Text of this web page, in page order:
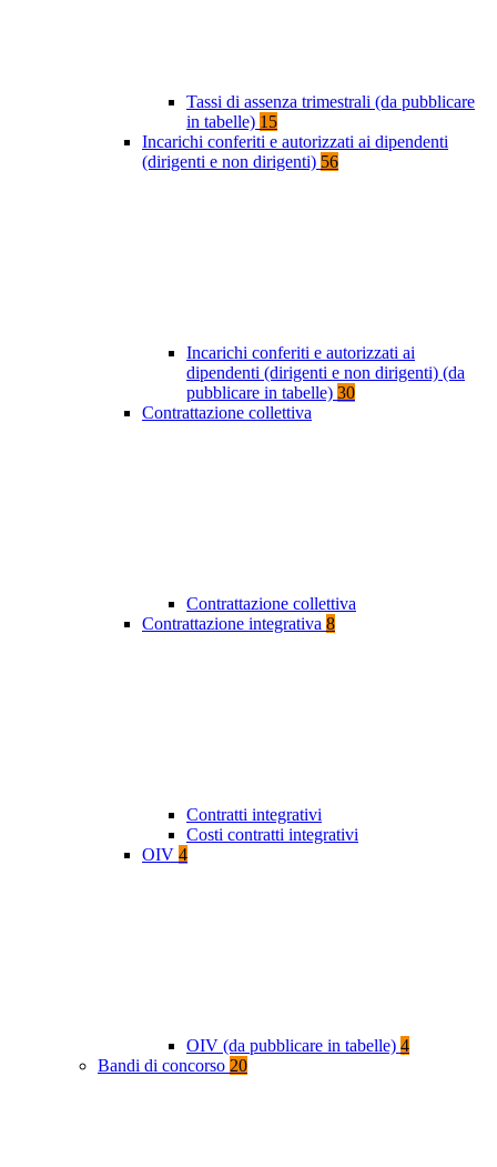
Tassi di assenza trimestrali (da pubblicare
in tabelle) 15
Incarichi conferiti e autorizzati ai dipendenti
(dirigenti e non dirigenti) 56
Incarichi conferiti e autorizzati ai
dipendenti (dirigenti e non dirigenti) (da
pubblicare in tabelle) 30
Contrattazione collettiva
Contrattazione collettiva
Contrattazione integrativa 8
Contratti integrativi
Costi contratti integrativi
OIV 4
OIV (da pubblicare in tabelle) 4
Bandi di concorso 20